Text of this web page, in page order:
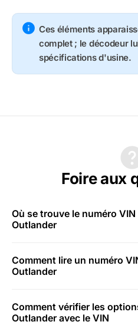
Ces éléments
complet ; le décodeur
spécifications d'usine.
Foire aux
Où se trouve le numéro
Outlander
Comment lire un numéro
Outlander
Comment vérifier les
Outlander avec le VIN